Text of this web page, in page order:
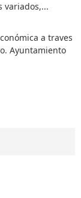
variados,...
a traves
Ayuntamiento